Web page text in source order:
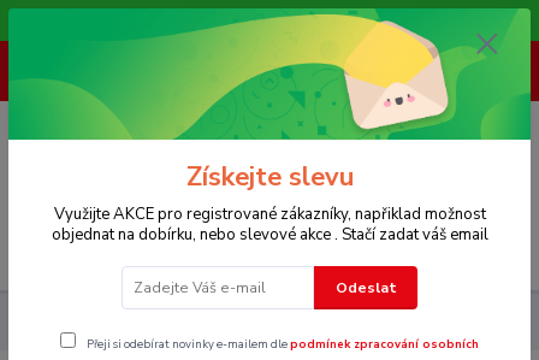
Vítáme Vás na našem e-shopu,. Stále doplňujeme nové produkty.
Menu
(Po-Pá, 8-16 hod.)
0
Získejte slevu
Využijte AKCE pro registrované zákazníky, napřiklad možnost
objednat na dobírku, nebo slevové akce . Stačí zadat váš email
Odeslat
Přeji si odebírat novinky e-mailem dlepodmínek zpracování osobních